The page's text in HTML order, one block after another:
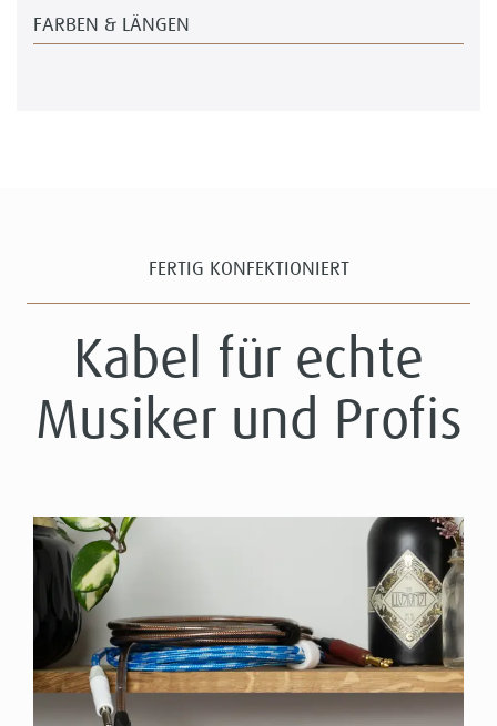
FARBEN & LÄNGEN
FERTIG KONFEKTIONIERT
Kabel für echte
Musiker und Profis